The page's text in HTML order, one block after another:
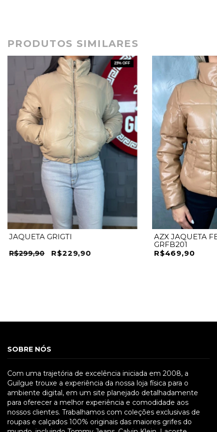
PRODUTOS SIMILARES
23% OFF
JAQUETA GRIGTI
R$299,90 R$229,90
AZX JAQUETA
GRFB201
R$469,90
SOBRE NÓS
Com uma trajetória de excelência iniciada em 2008, a
Guilgue trouxe a experiência da nossa loja física para o
ambiente digital, em um site planejado detalhadamente
para oferecer a melhor experiência e comodidade aos
nossos clientes. Trabalhamos com coleções exclusivas de
roupas e calçados 100% originais das maiores grifes do